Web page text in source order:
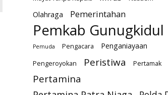
Olahraga Pemerintahan
Pemkab Gunugkidul
Pemuda Pengacara Penganiayaan
Pengeroyokan Peristiwa Pertamak
Pertamina